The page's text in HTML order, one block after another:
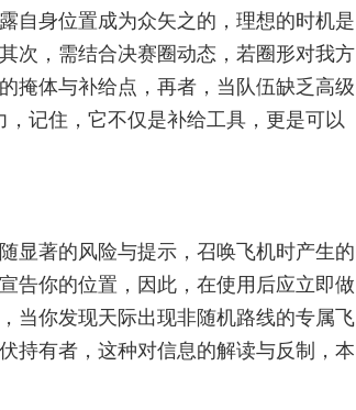
自身位置成为众矢之的，理想的时机是
次，需结合决赛圈动态，若圈形对我方
掩体与补给点，再者，当队伍缺乏高级
记住，它不仅是补给工具，更是可以
显著的风险与提示，召唤飞机时产生的
告你的位置，因此，在使用后应立即做
当你发现天际出现非随机路线的专属飞
持有者，这种对信息的解读与反制，本